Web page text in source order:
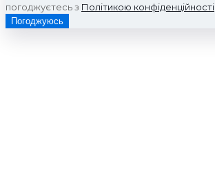
погоджуєтесь з Політикою конфіденційності
Погоджуюсь